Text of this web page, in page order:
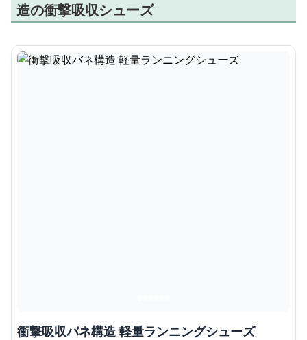
造の衝撃吸収シューズ
衝撃吸収バネ構造 軽量ランニングシューズ